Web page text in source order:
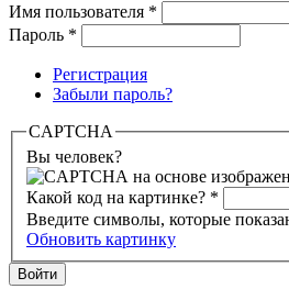
Имя пользователя *
Пароль *
Регистрация
Забыли пароль?
CAPTCHA
Вы человек?
Какой код на картинке? *
Введите символы, которые
Обновить картинку